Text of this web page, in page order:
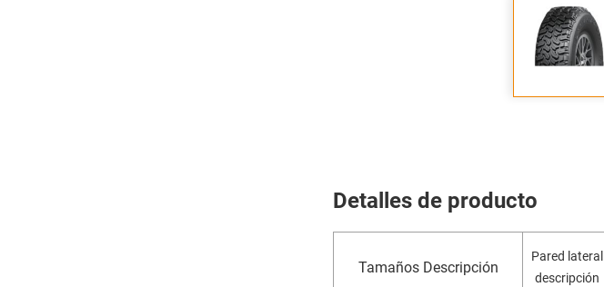
Detalles de producto
Tamaños Descripción
Pared lateral
descripción